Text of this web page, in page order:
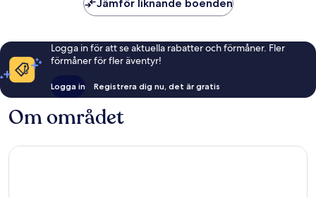
Jämför liknande boenden
Logga in för att se aktuella rabatter och förmåner. Fler
förmåner för fler äventyr!
Logga in Registrera dig nu, det är gratis
Om området